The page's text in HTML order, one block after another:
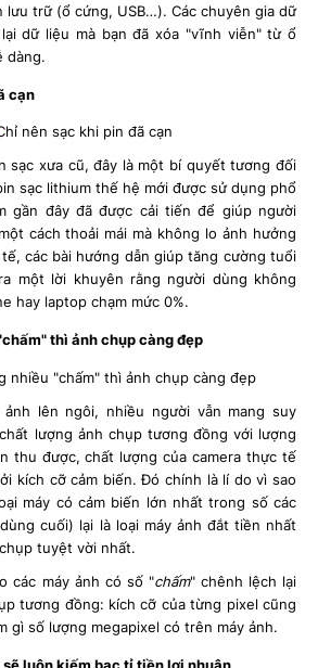
trữ (ổ cứng, USB…). Các chuyên gia dữ
dữ liệu mà bạn đã xóa "vĩnh viễn" từ ổ
dàng.
cạn
sạc xưa cũ, đây là một bí quyết tương đối
sạc lithium thế hệ mới được sử dụng phổ
gần đây đã được cải tiến để giúp người
cách thoải mái mà không lo ảnh hưởng
các bài hướng dẫn giúp tăng cường tuổi
một lời khuyên rằng người dùng không
hay laptop chạm mức 0%.
thì ảnh chụp càng đẹp
lên ngôi, nhiều người vẫn mang suy
lượng ảnh chụp tương đồng với lượng
thu được, chất lượng của camera thực tế
kích cỡ cảm biến. Đó chính là lí do vì sao
máy có cảm biến lớn nhất trong số các
cuối) lại là loại máy ảnh đắt tiền nhất
tuyệt vời nhất.
các máy ảnh có số "chấm" chênh lệch lại
tương đồng: kích cỡ của từng pixel cũng
gì số lượng megapixel có trên máy ảnh.
luôn kiếm bạc tỉ tiền lợi nhuận